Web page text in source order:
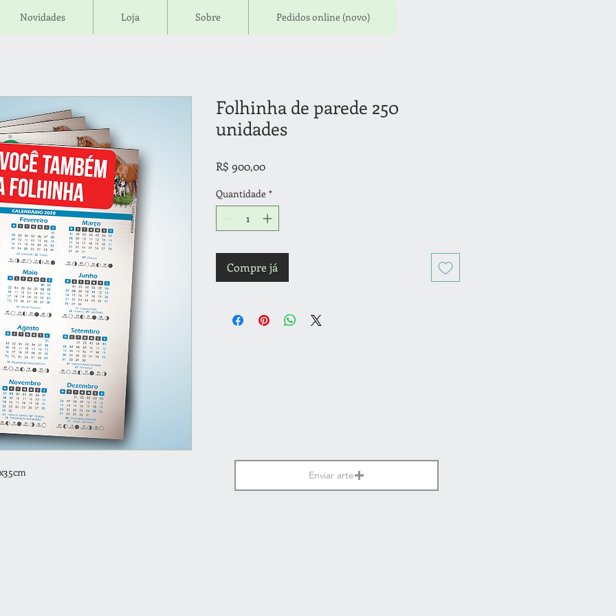
Folhinha de parede 250
unidades
R$ 900,00Preço
Quantidade *
Compre já
Novidades Loja Sobre Pedidos online (novo)
Enviar arte